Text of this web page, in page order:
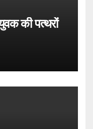
की पत्थरों